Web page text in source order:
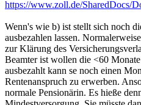
https://www.zoll.de/SharedDocs/
Wenn's wie b) ist stellt sich noch
ausbezahlen lassen.
zur Klärung des
Beamter ist wollen die <60
ausbezahlt kann se noch einen
Rentenanspruch zu erwerben.
normale Pensionärin. Es hieße